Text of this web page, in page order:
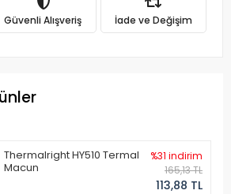
Güvenli Alışveriş İade ve Değişim
Thermalright HY510 Termal
Macun
%31 indirim
165,13 TL
113,88 TL